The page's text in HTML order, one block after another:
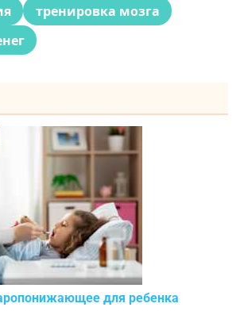
тренировка мозга
для ребенка